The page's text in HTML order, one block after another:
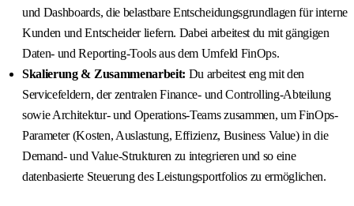
und Dashboards, die belastbare Entscheidungsgrundlagen für interne
Kunden und Entscheider liefern. Dabei arbeitest du mit gängigen
Daten- und Reporting-Tools aus dem Umfeld FinOps.
Skalierung & Zusammenarbeit: Du arbeitest eng mit den
Servicefeldern, der zentralen Finance- und Controlling-Abteilung
sowie Architektur- und Operations-Teams zusammen, um FinOps-
Parameter (Kosten, Auslastung, Effizienz, Business Value) in die
Demand- und Value-Strukturen zu integrieren und so eine
datenbasierte Steuerung des Leistungsportfolios zu ermöglichen.